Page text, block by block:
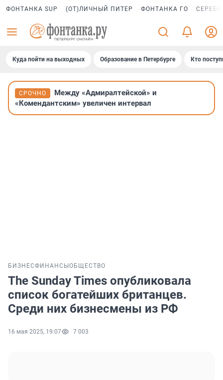
ФОНТАНКА SUP (ОТ)ЛИЧНЫЙ ПИТЕР ФОНТАНКА ГО
Куда пойти на выходных Образование в Петербурге Кто
СРОЧНО
Между «Адмиралтейской» и
«Комендантским» увеличен интервал
БИЗНЕСФИНАНСЫ ОБЩЕСТВО
The Sunday Times опубликовала
список богатейших британцев.
Среди них бизнесмены из РФ
16 мая 2025, 19:07 7 003